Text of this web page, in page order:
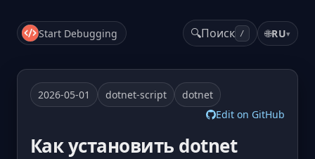
Start Debugging 🔍Поиск / 🌐RU▾
2026-05-01 dotnet-script
dotnet
Edit on GitHub
Как установить dotnet